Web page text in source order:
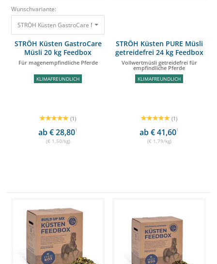
Wunschvariante:
STRÖH Küsten GastroCare Müsli 20 kg Feedbox Für magenempfindliche
STRÖH Küsten GastroCare
Müsli 20 kg Feedbox
Für magenempfindliche Pferde
KLIMAFREUNDLICH
(1)
ab € 28,801
(€ 1,50/kg)
STRÖH Küsten PURE Müsli
getreidefrei 24 kg Feedbox
Vollwertmüsli getreidefrei für
empfindliche Pferde
KLIMAFREUNDLICH
(1)
ab € 41,601
(€ 1,79/kg)